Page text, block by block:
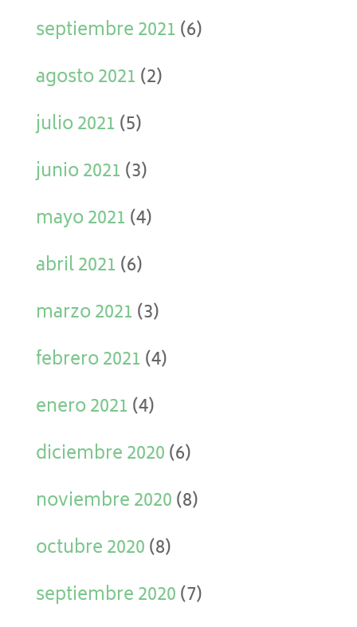
septiembre 2021 (6)
agosto 2021 (2)
julio 2021 (5)
junio 2021 (3)
mayo 2021 (4)
abril 2021 (6)
marzo 2021 (3)
febrero 2021 (4)
enero 2021 (4)
diciembre 2020(6)
noviembre 2020(8)
octubre 2020(8)
septiembre 2020(7)